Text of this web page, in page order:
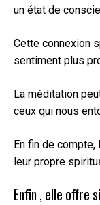
un état de
Cette connexion
sentiment plus
La méditation
ceux qui nous
En fin de
leur propre
Enfin , elle offre